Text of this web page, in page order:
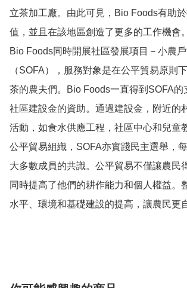
立茶加工廠。由此可見，Bio Foods有助
值，並且在該地區創造了更多的工作機會。
Bio Foods同時開展社區發展項目－小農
（SOFA），服務對象是在公平貿易原則
茶的農夫們。Bio Foods一直得到SOFA的
社區建設金的資助。通過建設金，附近的
活動，如食水供應工程，社區中心和兒童
公平貿易組織，SOFA亦實踐民主選舉，
大多數成員的共識。公平貿易不僅讓農民
同時提高了他們的耕作能力和個人權益。
水平、環境和基礎建設的提高，讓農民更